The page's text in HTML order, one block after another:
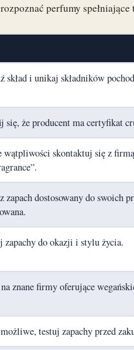
perfumy
skład i unikaj składników
się, że producent ma certyfikat
wątpliwości skontaktuj się z
zapach dostosowany do swoich
zapachy do okazji i stylu życia.
znane firmy oferujące
testuj zapachy przed